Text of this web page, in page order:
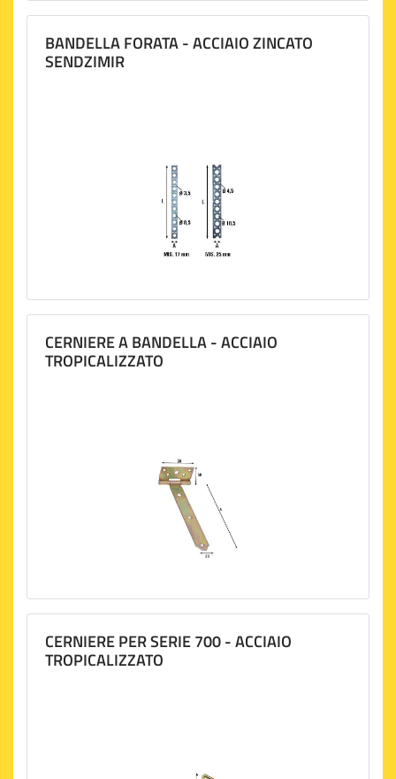
BANDELLA FORATA - ACCIAIO ZINCATO
SENDZIMIR
CERNIERE A BANDELLA - ACCIAIO
TROPICALIZZATO
CERNIERE PER SERIE 700 - ACCIAIO
TROPICALIZZATO